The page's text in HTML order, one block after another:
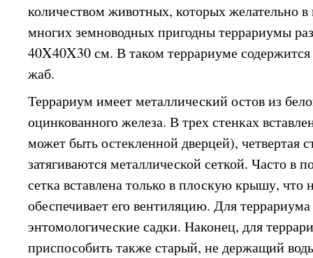
количеством животных, которых желательно
многих земноводных пригодны террариумы
40X40X30 см. В таком террариуме
жаб.
Террариум имеет металлический остов из
оцинкованного железа. В трех стенках
может быть остекленной дверцей), четвертая
затягиваются металлической сеткой. Часто в
сетка вставлена только в плоскую крышу, что
обеспечивает его вентиляцию. Для
энтомологические садки. Наконец, для
приспособить также старый, не держащий